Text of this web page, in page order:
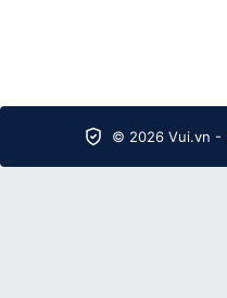
© 2026 Vui.vn -